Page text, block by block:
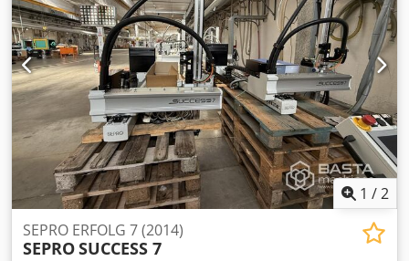
1 /2
SEPRO ERFOLG 7 (2014)
SEPROSUCCESS 7